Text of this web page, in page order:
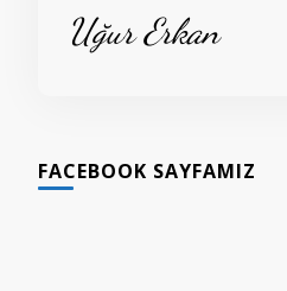
Uğur Erkan
FACEBOOK SAYFAMIZ